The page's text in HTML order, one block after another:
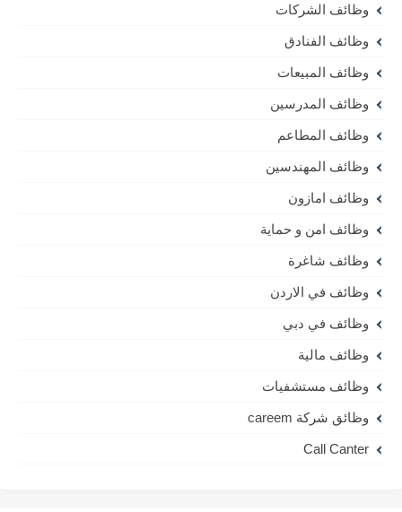
وظائف الشركات
وظائف الفنادق
وظائف المبيعات
وظائف المدرسين
وظائف المطاعم
وظائف المهندسين
وظائف امازون
وظائف امن و حماية
وظائف شاغرة
وظائف في الاردن
وظائف في دبي
وظائف مالية
وظائف مستشفيات
وظائق شركة careem
Call Canter